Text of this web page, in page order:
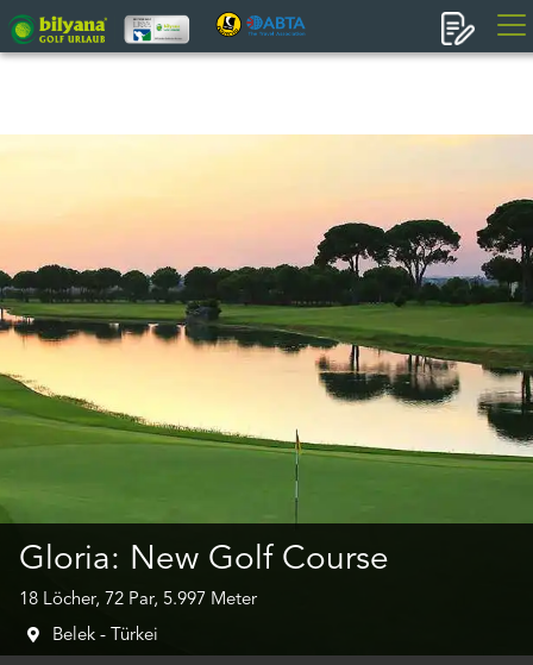
Gloria: New Golf Course
18 Löcher, 72 Par, 5.997 Meter
Belek - Türkei